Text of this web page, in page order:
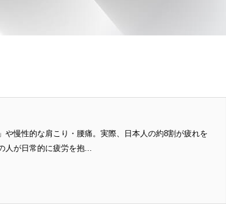
や慢性的な肩こり・腰痛。実際、日本人の約8割が疲れを
人が日常的に疲労を抱...